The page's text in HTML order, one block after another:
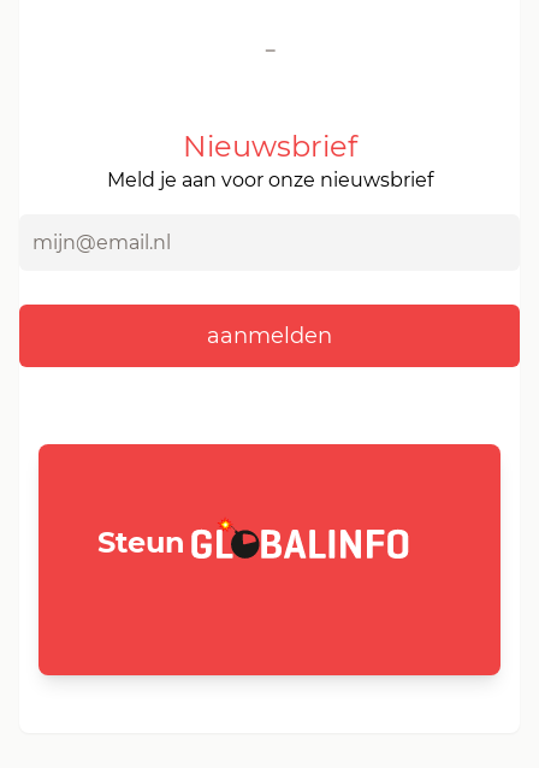
-
Nieuwsbrief
Meld je aan voor onze nieuwsbrief
Steun GLOBALINFO.nl